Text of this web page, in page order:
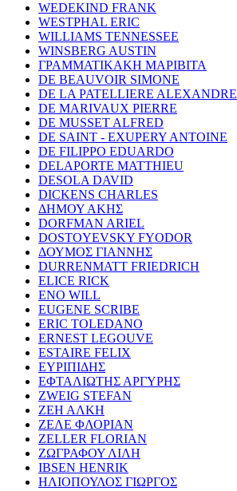
WEDEKIND FRANK
WESTPHAL ERIC
WILLIAMS TENNESSEE
WINSBERG AUSTIN
ΓΡΑΜΜΑΤΙΚΑΚΗ ΜΑΡΙΒΙΤΑ
DE BEAUVOIR SIMONE
DE LA PATELLIERE ALEXANDRE
DE MARIVAUX PIERRE
DE MUSSET ALFRED
DE SAINT - EXUPERY ANTOINE
DE FILIPPO EDUARDO
DELAPORTE MATTHIEU
DESOLA DAVID
DICKENS CHARLES
ΔΗΜΟΥ ΑΚΗΣ
DORFMAN ARIEL
DOSTOYEVSKY FYODOR
ΔΟΥΜΟΣ ΓΙΑΝΝΗΣ
DURRENMATT FRIEDRICH
ELICE RICK
ENO WILL
EUGENE SCRIBE
ERIC TOLEDANO
ERNEST LEGOUVE
ESTAIRE FELIX
ΕΥΡΙΠΙΔΗΣ
ΕΦΤΑΛΙΩΤΗΣ ΑΡΓΥΡΗΣ
ZWEIG STEFAN
ΖΕΗ ΑΛΚΗ
ΖΕΛΕ ΦΛΟΡΙΑΝ
ZELLER FLORIAN
ΖΩΓΡΑΦΟΥ ΛΙΛΗ
IBSEN HENRIK
ΗΛΙΟΠΟΥΛΟΣ ΓΙΩΡΓΟΣ